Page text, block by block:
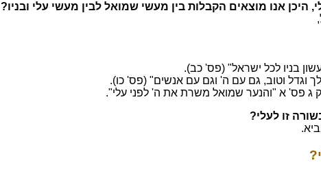
אנו מוצאים הקבלות בין מעשי שמואל לבין מעשי עלי ובניו?
בניו לכל ישראל" (פס' כב).
וגדל וטוב, גם עם ה' וגם עם אנשים" (פס' כו).
ג פס' א "והנער שמואל משרת את ה' לפני עלי".
זו לעלי?